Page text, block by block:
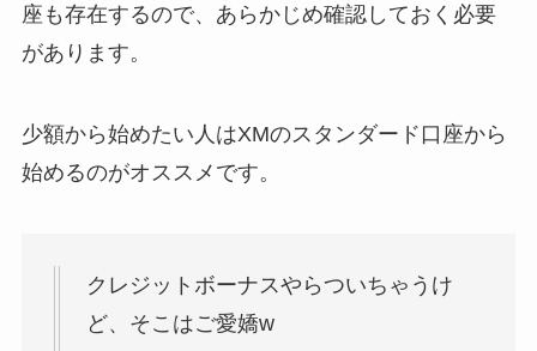
座も存在するので、あらかじめ確認しておく必要
があります。
少額から始めたい人はXMのスタンダード口座から
始めるのがオススメです。
クレジットボーナスやらついちゃうけ
ど、そこはご愛嬌w